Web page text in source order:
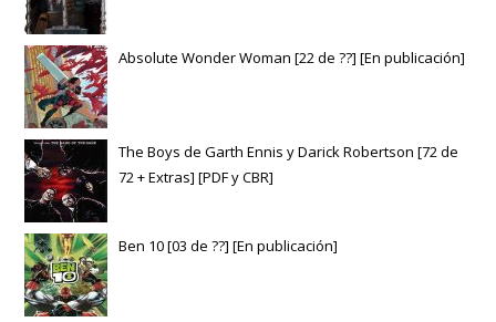
Absolute Wonder Woman [22 de ??] [En publicación]
The Boys de Garth Ennis y Darick Robertson [72 de
72 + Extras] [PDF y CBR]
Ben 10 [03 de ??] [En publicación]